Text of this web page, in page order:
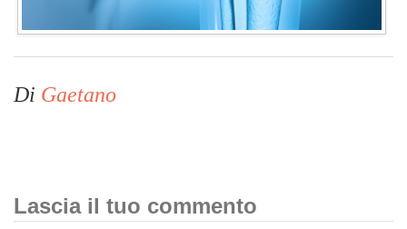
Di Gaetano
Lascia il tuo commento